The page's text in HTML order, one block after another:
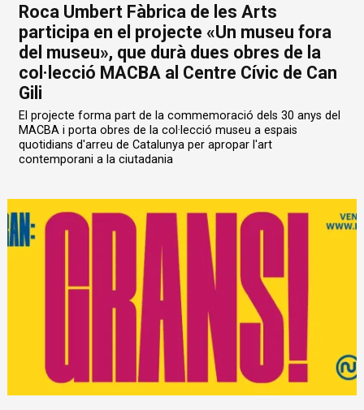
Roca Umbert Fàbrica de les Arts
participa en el projecte «Un museu fora
del museu», que durà dues obres de la
col·lecció MACBA al Centre Cívic de Can
Gili
El projecte forma part de la commemoració dels 30 anys del
MACBA i porta obres de la col·lecció museu a espais
quotidians d'arreu de Catalunya per apropar l'art
contemporani a la ciutadania